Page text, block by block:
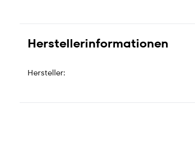
Herstellerinformationen
Hersteller: